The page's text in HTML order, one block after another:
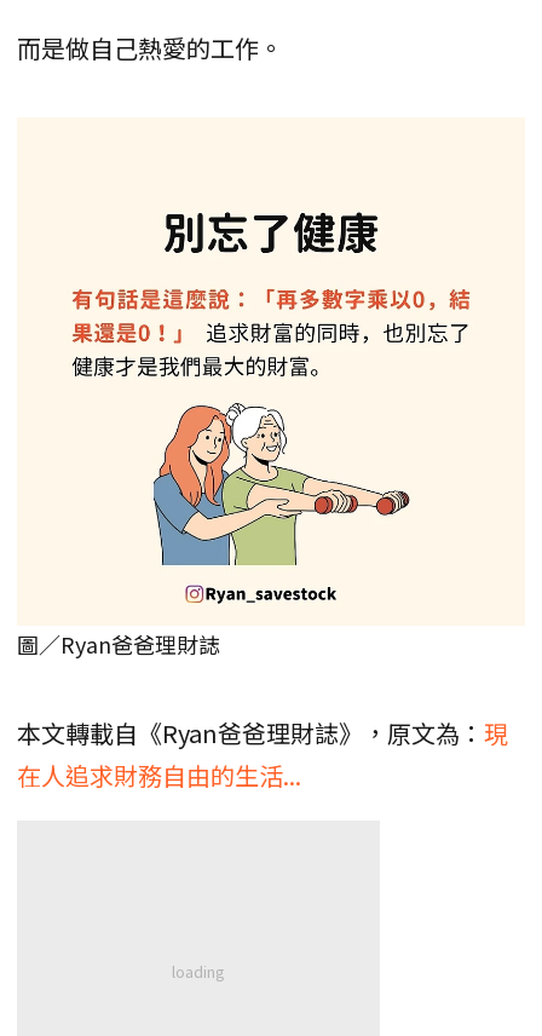
而是做自己熱愛的工作。
圖／Ryan爸爸理財誌
本文轉載自《Ryan爸爸理財誌》，原文為： 現
在人追求財務自由的生活...